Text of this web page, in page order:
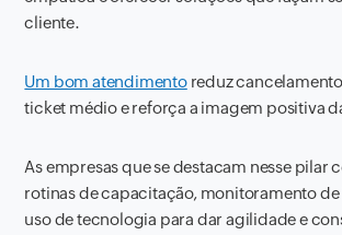
cliente.
Um bom atendimentoreduz
ticket médio e reforça a imagem positiva
As empresas que se destacam nesse pilar
rotinas de capacitação, monitoramento
uso de tecnologia para dar agilidade e